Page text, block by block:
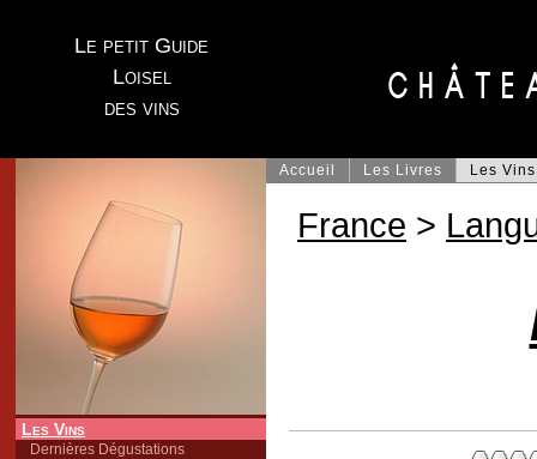
Le petit Guide
Loisel
des vins
Les Vins
Dernières Dégustations
Accueil Les Livres Les Vins
France >